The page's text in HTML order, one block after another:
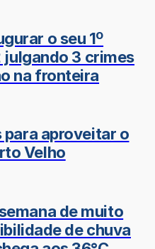
o seu 1º
julgando 3 crimes
na fronteira
aproveitar o
Velho
de muito
de chuva